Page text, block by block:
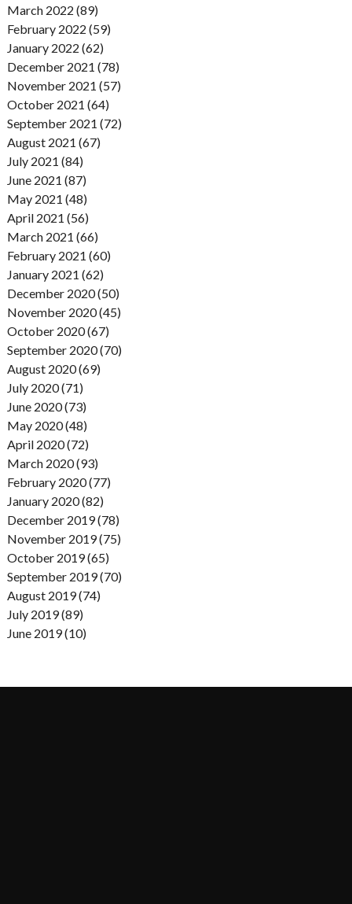
March 2022 (89)
February 2022 (59)
January 2022 (62)
December 2021 (78)
November 2021 (57)
October 2021 (64)
September 2021 (72)
August 2021 (67)
July 2021 (84)
June 2021 (87)
May 2021 (48)
April 2021 (56)
March 2021 (66)
February 2021 (60)
January 2021 (62)
December 2020 (50)
November 2020 (45)
October 2020 (67)
September 2020 (70)
August 2020 (69)
July 2020 (71)
June 2020 (73)
May 2020 (48)
April 2020 (72)
March 2020 (93)
February 2020 (77)
January 2020 (82)
December 2019 (78)
November 2019 (75)
October 2019 (65)
September 2019 (70)
August 2019 (74)
July 2019 (89)
June 2019 (10)